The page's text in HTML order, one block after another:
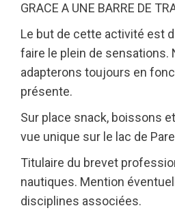
GRACE A UNE BARRE DE
Le but de cette activité est
faire le plein de sensations.
adapterons toujours en
présente.
Sur place snack, boissons
vue unique sur le lac de
Titulaire du brevet
nautiques. Mention
disciplines associées.